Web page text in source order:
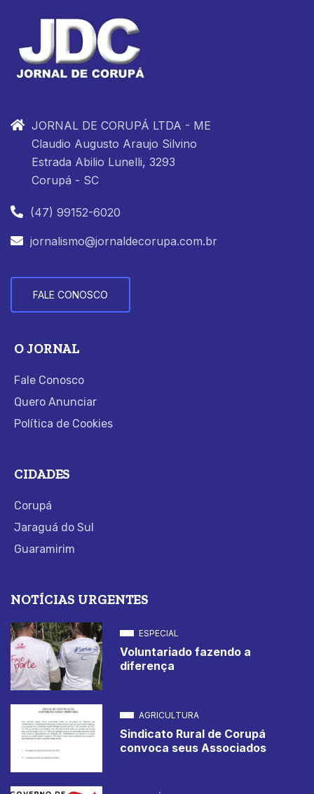
JORNAL DE CORUPÁ LTDA - ME
Claudio Augusto Araujo Silvino
Estrada Abilio Lunelli, 3293
Corupá - SC
(47) 99152-6020
jornalismo@jornaldecorupa.com.br
FALE CONOSCO
O JORNAL
Fale Conosco
Quero Anunciar
Política de Cookies
CIDADES
Corupá
Jaraguá do Sul
Guaramirim
NOTÍCIAS URGENTES
ESPECIAL
Voluntariado fazendo a
diferença
AGRICULTURA
Sindicato Rural de Corupá
convoca seus Associados